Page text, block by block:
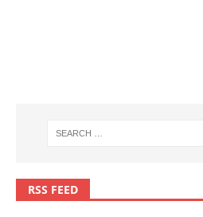
RSS FEED